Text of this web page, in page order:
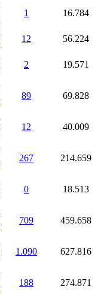
1
16.784
12
56.224
2
19.571
89 69.828
12
40.009
267 214.659
0
18.513
709 459.658
1.090
627.816
188 274.871